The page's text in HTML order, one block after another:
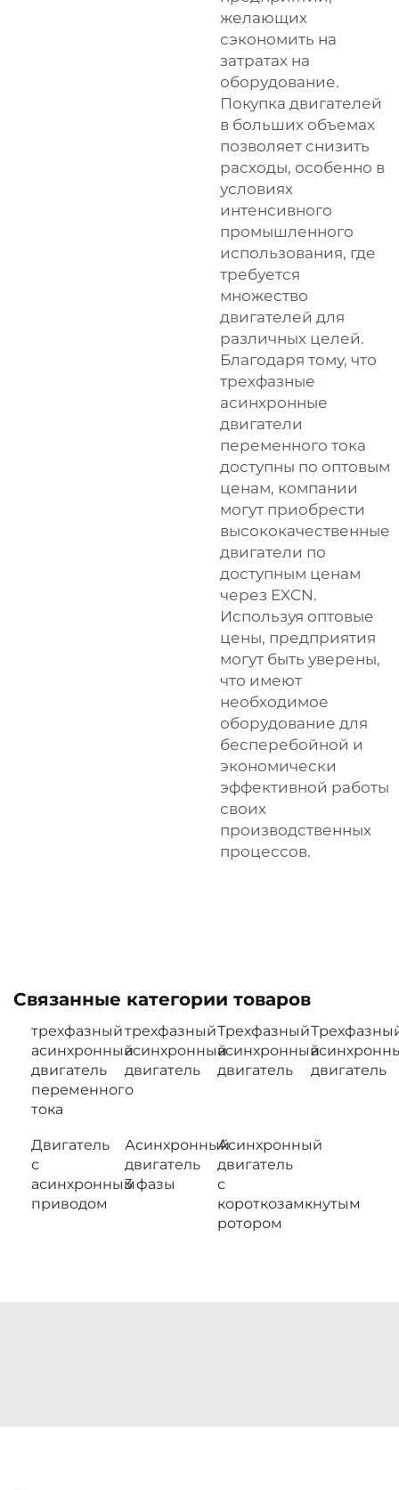
желающих
сэкономить на
затратах на
оборудование.
Покупка двигателей
в больших объемах
позволяет снизить
расходы, особенно в
условиях
интенсивного
промышленного
использования, где
требуется
множество
двигателей для
различных целей.
Благодаря тому, что
трехфазные
асинхронные
двигатели
переменного тока
доступны по оптовым
ценам, компании
могут приобрести
высококачественные
двигатели по
доступным ценам
через EXCN.
Используя оптовые
цены, предприятия
могут быть уверены,
что имеют
необходимое
оборудование для
бесперебойной и
экономически
эффективной работы
своих
производственных
процессов.
Связанные категории товаров
трехфазный
асинхронный
двигатель
переменного
тока
трехфазный
асинхронный
двигатель
Трехфазный
асинхронный
двигатель
двигатель
Двигатель
с
асинхронным
приводом
Асинхронный
двигатель
3 фазы
Асинхронный
двигатель
с
короткозамкнутым
ротором